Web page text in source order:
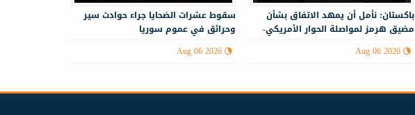
سقوط عشرات الضحايا جراء حوادث سير
وحرائق في عموم سوريا
Aug 06 2026
باكستان: نأمل أن يمهد الاتفاق بشأن
مضيق هرمز لمواصلة الحوار الأمريكي-
Aug 06 2026